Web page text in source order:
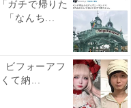
ガチで帰りた
「なんち...
ビフォーアフ
て納...